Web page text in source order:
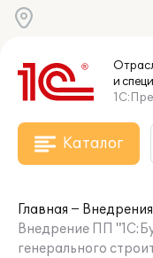
и
Каталог
Главная
Внедрения
Внедрение ПП
генерального